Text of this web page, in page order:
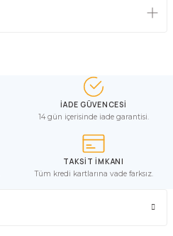
İADE GÜVENCESİ
14 gün içerisinde iade garantisi.
TAKSİT İMKANI
Tüm kredi kartlarına vade farksız.